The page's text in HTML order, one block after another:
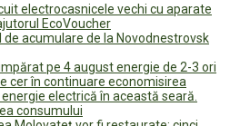
electrocasnicele vechi cu aparate
EcoVoucher
de acumulare de la Novodnestrovsk
pe 4 august energie de 2-3 ori
cer în continuare economisirea
electrică în această seară.
consumului